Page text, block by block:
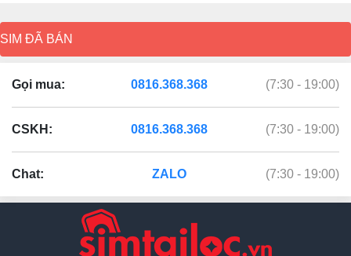
SIM ĐÃ BÁN
Gọi mua: 0816.368.368 (7:30 - 19:00)
CSKH: 0816.368.368 (7:30 - 19:00)
Chat: ZALO (7:30 - 19:00)